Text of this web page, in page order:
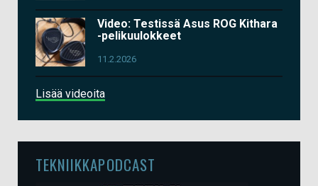
Video: Testissä Asus ROG Kithara
-pelikuulokkeet
11.2.2026
Lisää videoita
TEKNIIKKAPODCAST